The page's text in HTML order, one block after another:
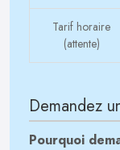
Tarif horaire
(attente)
Demandez
Pourquoi